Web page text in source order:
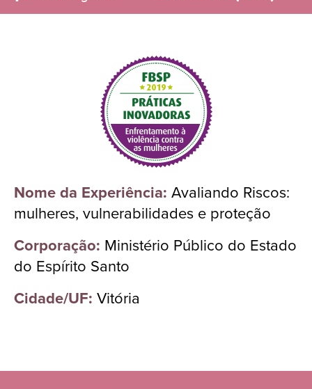
Nome da Experiência: Avaliando Riscos:
mulheres, vulnerabilidades e proteção
Corporação: Ministério Público do Estado
do Espírito Santo
Cidade/UF: Vitória